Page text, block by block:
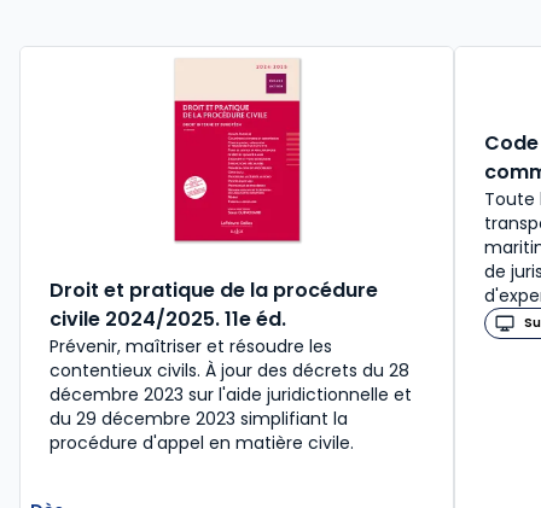
Droit et pratique de la procédure
civile 2024/2025. 11e éd.
Prévenir, maîtriser et résoudre les
contentieux civils. À jour des décrets du 28
décembre 2023 sur l'aide juridictionnelle et
du 29 décembre 2023 simplifiant la
procédure d'appel en matière civile.
Toute
de